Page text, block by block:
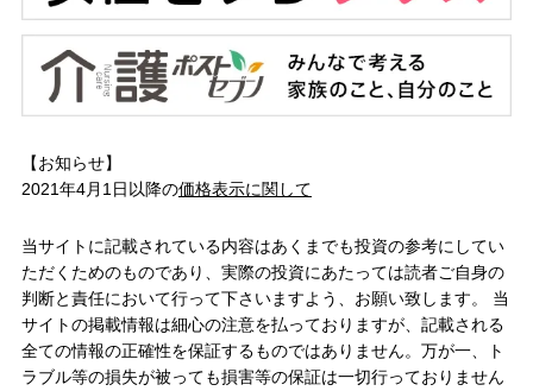
【お知らせ】
2021年4月1日以降の価格表示に関して
当サイトに記載されている内容はあくまでも投資の参考にしてい
ただくためのものであり、実際の投資にあたっては読者ご自身の
判断と責任において行って下さいますよう、お願い致します。 当
サイトの掲載情報は細心の注意を払っておりますが、記載される
全ての情報の正確性を保証するものではありません。万が一、ト
ラブル等の損失が被っても損害等の保証は一切行っておりません